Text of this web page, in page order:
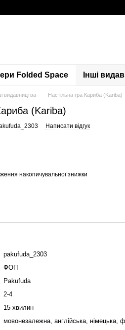
Folded Space Інші
видавництва Настільна гра Кариба (Kariba)
(Kariba)
Написати відгук
накопичувальної знижки
pakufuda_2303
ФОП
Pakufuda
2-4
15 хвилин
мовонезалежна, англійська, німецька,